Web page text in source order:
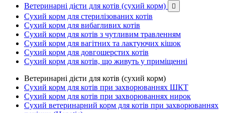
Ветеринарні дієти для котів (сухий корм)

Сухий корм для стерилізованих котів
Сухий корм для вибагливих котів
Сухий корм для котів з чутливим травленням
Сухий корм для вагітних та лактуючих кішок
Сухий корм для довгошерстих котів
Сухий корм для котів, що живуть у приміщенні
Ветеринарні дієти для котів (сухий корм)
Сухий корм для котів при захворюваннях ШКТ
Сухий корм для котів при захворюваннях нирок
Сухий ветеринарний корм для котів при захворюваннях